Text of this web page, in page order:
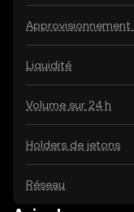
Approvisionnement
Liquidité
Volume sur 24 h
Holders de jetons
Réseau